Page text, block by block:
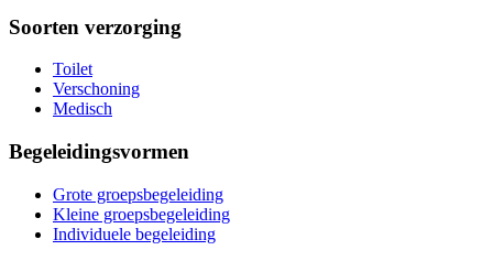
Soorten verzorging
Toilet
Verschoning
Medisch
Begeleidingsvormen
Grote groepsbegeleiding
Kleine groepsbegeleiding
Individuele begeleiding